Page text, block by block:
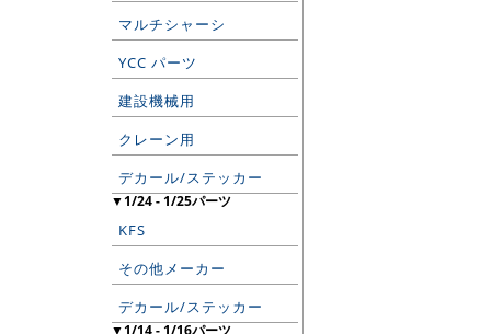
マルチシャーシ
YCC パーツ
建設機械用
クレーン用
デカール/ステッカー
▼1/24 - 1/25パーツ
KFS
その他メーカー
デカール/ステッカー
▼1/14 - 1/16パーツ